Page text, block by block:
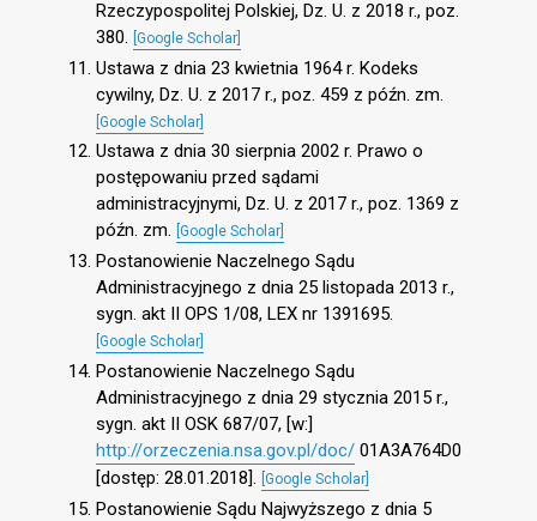
Rzeczypospolitej Polskiej, Dz. U. z 2018 r., poz.
380. [Google Scholar]
Ustawa z dnia 23 kwietnia 1964 r. Kodeks
cywilny, Dz. U. z 2017 r., poz. 459 z późn. zm.
[Google Scholar]
Ustawa z dnia 30 sierpnia 2002 r. Prawo o
postępowaniu przed sądami
administracyjnymi, Dz. U. z 2017 r., poz. 1369 z
późn. zm. [Google Scholar]
Postanowienie Naczelnego Sądu
Administracyjnego z dnia 25 listopada 2013 r.,
sygn. akt II OPS 1/08, LEX nr 1391695.
[Google Scholar]
Postanowienie Naczelnego Sądu
Administracyjnego z dnia 29 stycznia 2015 r.,
sygn. akt II OSK 687/07, [w:]
http://orzeczenia.nsa.gov.pl/doc/ 01A3A764D0
[dostęp: 28.01.2018]. [Google Scholar]
Postanowienie Sądu Najwyższego z dnia 5